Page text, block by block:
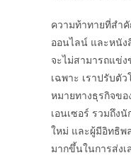
ความท้าทายที่สำ
ออนไลน์ และหนัง
จะไม่สามารถแข่
เฉพาะ เราปรับตั
หมายทางธุรกิจขอ
เอนเซอร์ รวมถึง
ใหม่ และผู้มีอิทธิพ
มากขึ้นในการส่ง